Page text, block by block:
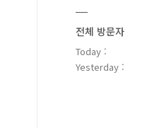
전체 방문자
Today :
Yesterday :